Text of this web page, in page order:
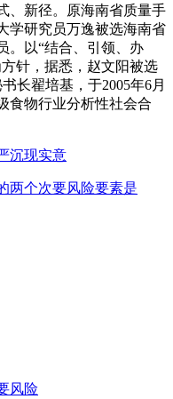
、新径。原海南省质量手
学研究员万逸被选海南省
。以“结合、引领、办
针，据悉，赵文阳被选
长翟培基，于2005年6月
食物行业分析性社会合
沉现实意
两个次要风险要素是
风险